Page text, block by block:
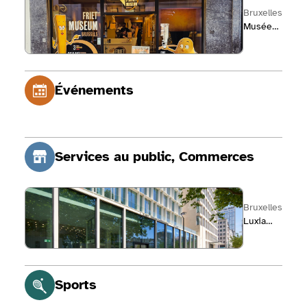
Bruxelles
Musée
Événements
Services au public, Commerces
Bruxelles
Luxia
Voir la fiche de Luxia Brussels
Sports